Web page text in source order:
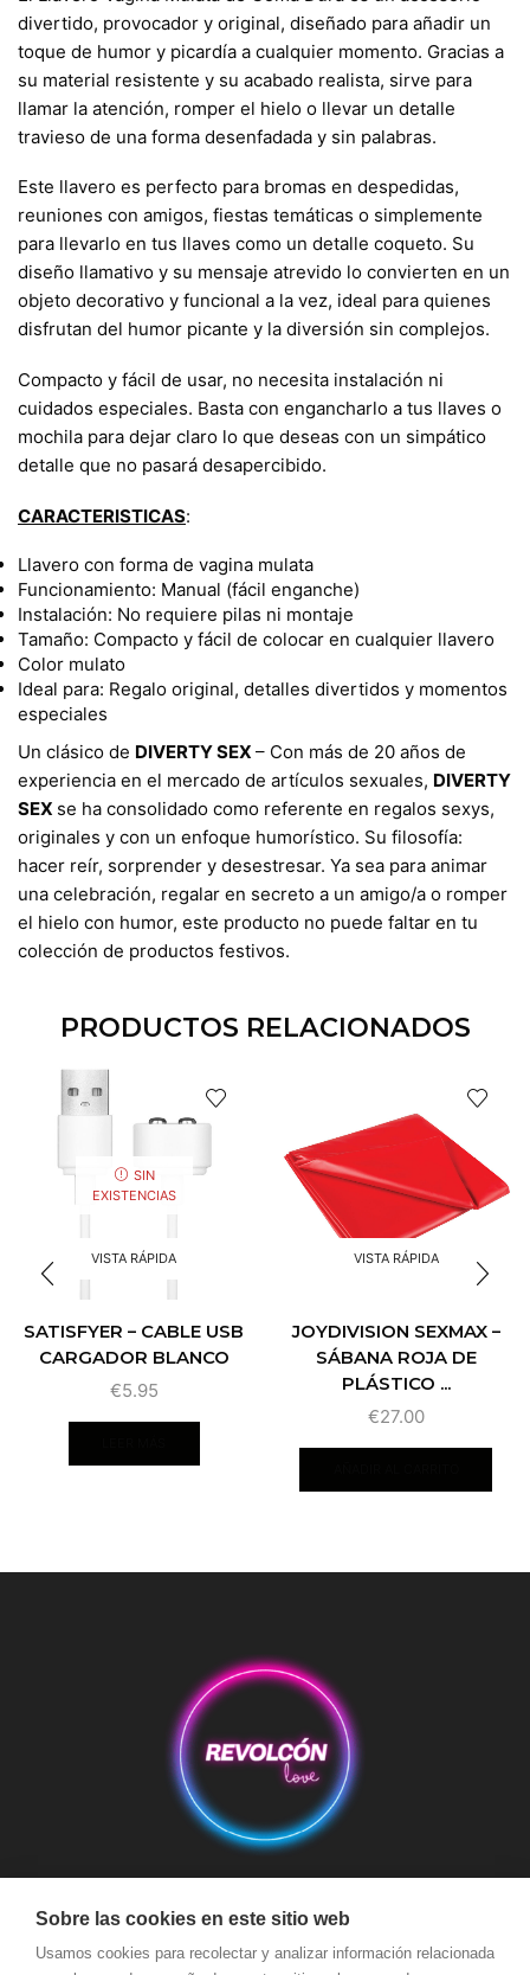
divertido, provocador y original, diseñado para añadir un
toque de humor y picardía a cualquier momento. Gracias a
su material resistente y su acabado realista, sirve para
llamar la atención, romper el hielo o llevar un detalle
travieso de una forma desenfadada y sin palabras.
Este llavero es perfecto para bromas en despedidas,
reuniones con amigos, fiestas temáticas o simplemente
para llevarlo en tus llaves como un detalle coqueto. Su
diseño llamativo y su mensaje atrevido lo convierten en un
objeto decorativo y funcional a la vez, ideal para quienes
disfrutan del humor picante y la diversión sin complejos.
Compacto y fácil de usar, no necesita instalación ni
cuidados especiales. Basta con engancharlo a tus llaves o
mochila para dejar claro lo que deseas con un simpático
detalle que no pasará desapercibido.
CARACTERISTICAS:
Llavero con forma de vagina mulata
Funcionamiento: Manual (fácil enganche)
Instalación: No requiere pilas ni montaje
Tamaño: Compacto y fácil de colocar en cualquier llavero
Color mulato
Ideal para: Regalo original, detalles divertidos y momentos
especiales
​Un clásico de DIVERTY SEX – Con más de 20 años de
experiencia en el mercado de artículos sexuales, DIVERTY
SEX se ha consolidado como referente en regalos sexys,
originales y con un enfoque humorístico. Su filosofía:
hacer reír, sorprender y desestresar. Ya sea para animar
una celebración, regalar en secreto a un amigo/a o romper
el hielo con humor, este producto no puede faltar en tu
colección de productos festivos.
PRODUCTOS RELACIONADOS
SIN
EXISTENCIAS
VISTA RÁPIDA
SATISFYER – CABLE USB
CARGADOR BLANCO
€5.95
VISTA RÁPIDA
JOYDIVISION SEXMAX –
SÁBANA ROJA DE
PLÁSTICO ...
€27.00
Aviso Legal Condiciones de Compra
Condiciones de Envío
Política de devoluciones y reembolsos
Política de Cookies
Sobre las cookies en este sitio web
Usamos cookies para recolectar y analizar información relacionada